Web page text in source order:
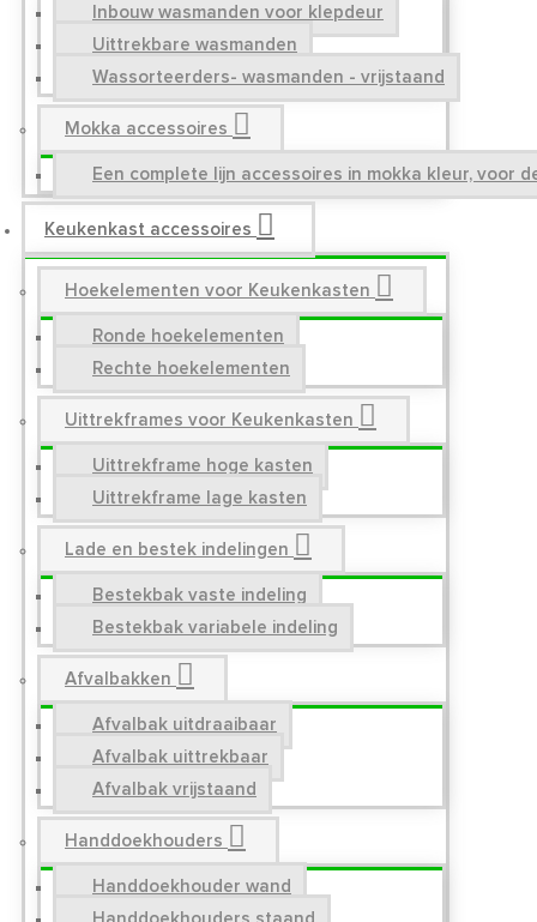
Inbouw wasmanden voor klepdeur
Uittrekbare wasmanden
Wassorteerders- wasmanden - vrijstaand
Mokka accessoires
Een complete lijn accessoires in mokka kleur, voor
Keukenkast accessoires
Hoekelementen voor Keukenkasten
Ronde hoekelementen
Rechte hoekelementen
Uittrekframes voor Keukenkasten
Uittrekframe hoge kasten
Uittrekframe lage kasten
Lade en bestek indelingen
Bestekbak vaste indeling
Bestekbak variabele indeling
Afvalbakken
Afvalbak uitdraaibaar
Afvalbak uittrekbaar
Afvalbak vrijstaand
Handdoekhouders
Handdoekhouder wand